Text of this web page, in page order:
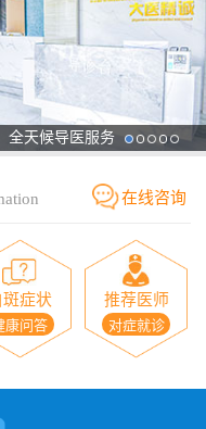
全天候导医服务
在线咨询
斑症状
康问答
推荐医师
对症就诊